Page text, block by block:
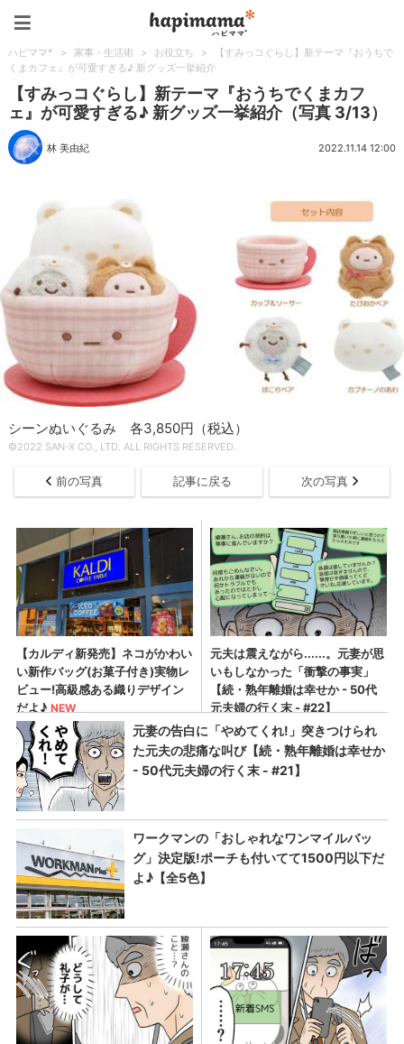
ハピママ* > 家事・生活術 > お役立ち >
【すみっコぐらし】新テーマ『おうちで
くまカフェ』が可愛すぎる♪ 新グッズ一挙紹介
【すみっコぐらし】新テーマ『おうちでくまカフ
ェ』が可愛すぎる♪ 新グッズ一挙紹介（写真 3/13）
林 美由紀 2022.11.14 12:00
シーンぬいぐるみ 各3,850円（税込）
©2022 SAN-X CO., LTD. ALL RIGHTS RESERVED.
前の写真 記事に戻る 次の写真